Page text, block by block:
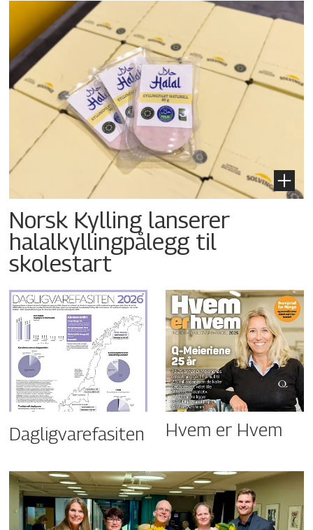
Norsk Kylling lanserer
halalkyllingpålegg til
skolestart
Dagligvarefasiten Hvem er Hvem